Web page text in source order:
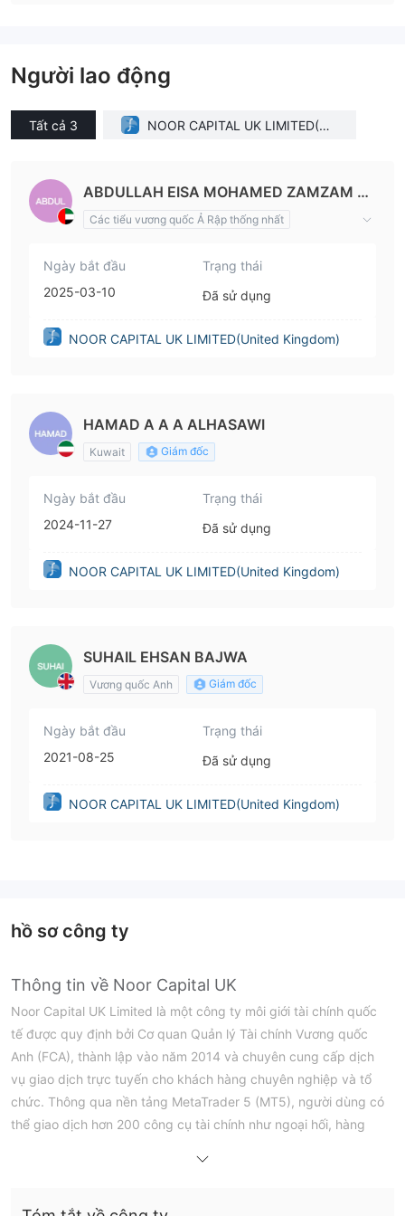
Người lao động
Tất cả 3
NOOR CAPITAL UK LIMITED(Uni
ABDULLAH EISA MOHAMED ZAMZAM AL
ALI
Các tiểu vương quốc Ả Rập thống nhất
Ngày bắt đầu
2025-03-10
Trạng thái
Đã sử dụng
NOOR CAPITAL UK LIMITED(United Kingdom)
HAMAD A A A ALHASAWI
Kuwait Giám đốc
Ngày bắt đầu
2024-11-27
Trạng thái
Đã sử dụng
NOOR CAPITAL UK LIMITED(United Kingdom)
SUHAIL EHSAN BAJWA
Vương quốc Anh Giám đốc
Ngày bắt đầu
2021-08-25
Trạng thái
Đã sử dụng
NOOR CAPITAL UK LIMITED(United Kingdom)
hồ sơ công ty
Thông tin về Noor Capital UK
Noor Capital UK Limited là một công ty môi giới tài chính quốc
tế được quy định bởi Cơ quan Quản lý Tài chính Vương quốc
Anh (FCA), thành lập vào năm 2014 và chuyên cung cấp dịch
vụ giao dịch trực tuyến cho khách hàng chuyên nghiệp và tổ
chức. Thông qua nền tảng MetaTrader 5 (MT5), người dùng có
thể giao dịch hơn 200 công cụ tài chính như ngoại hối, hàng